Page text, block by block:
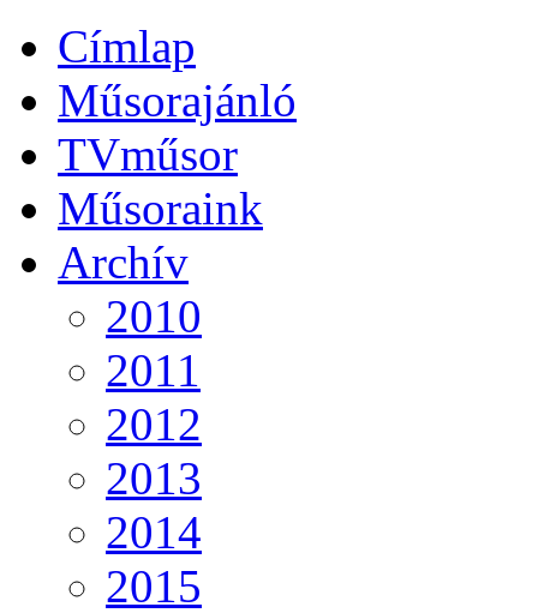
Címlap
Műsorajánló
TVműsor
Műsoraink
Archív
2010
2011
2012
2013
2014
2015